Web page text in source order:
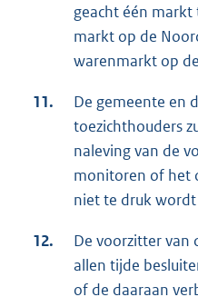
geacht één
markt op de
warenmarkt op
11.
De gemeente en
toezichthouders
naleving van de
monitoren of het
niet te druk
12.
De voorzitter van
allen tijde
of de daaraan